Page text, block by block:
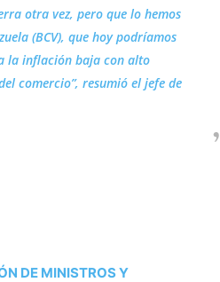
otra vez, pero que lo hemos
(BCV), que hoy podríamos
la inflación baja con alto
comercio”, resumió el jefe de
DE MINISTROS Y